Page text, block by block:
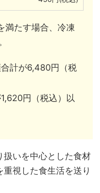
たす場合、冷凍
計が6,480円（税
円（税込）以
扱いを中心とした食材
視した食生活を送り